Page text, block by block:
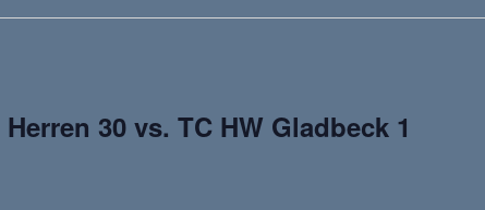
30 vs. TC HW Gladbeck 1